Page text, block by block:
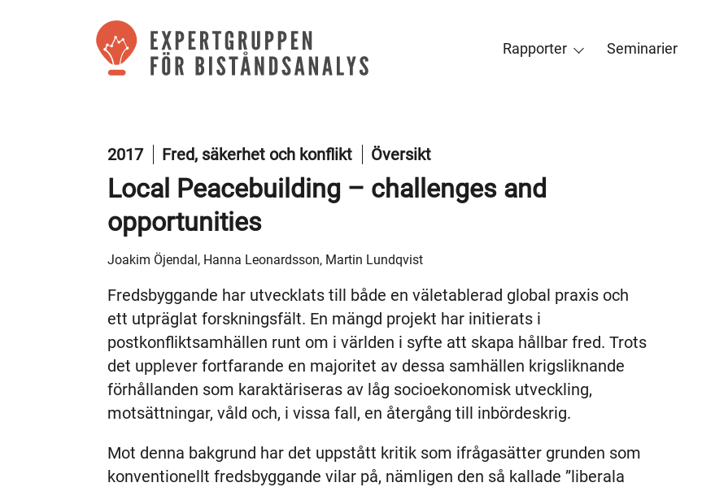
Rapporter Seminarier
2017 Fred, säkerhet och konflikt Översikt
Local Peacebuilding – challenges and
opportunities
Joakim Öjendal, Hanna Leonardsson, Martin Lundqvist
Fredsbyggande har utvecklats till både en väletablerad global praxis och
ett utpräglat forskningsfält. En mängd projekt har initierats i
postkonfliktsamhällen runt om i världen i syfte att skapa hållbar fred. Trots
det upplever fortfarande en majoritet av dessa samhällen krigsliknande
förhållanden som karaktäriseras av låg socioekonomisk utveckling,
motsättningar, våld och, i vissa fall, en återgång till inbördeskrig.
Mot denna bakgrund har det uppstått kritik som ifrågasätter grunden som
konventionellt fredsbyggande vilar på, nämligen den så kallade ”liberala